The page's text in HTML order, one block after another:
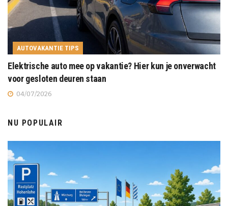
AUTOVAKANTIE TIPS
Elektrische auto mee op vakantie? Hier kun je onverwacht
voor gesloten deuren staan
04/07/2026
NU POPULAIR